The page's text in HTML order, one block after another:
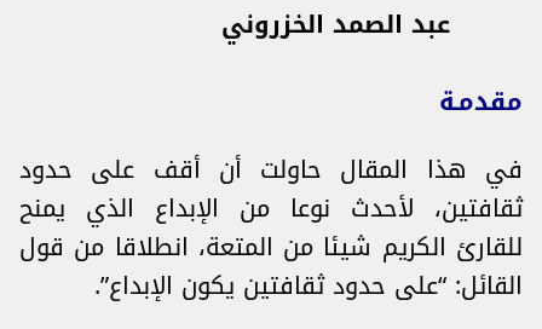
عبد الصمد الخزروني
مقدمـة
في هذا المقال حاولت أن أقف على حدود
ثقافتين، لأحدث نوعا من الإبداع الذي يمنح
للقارئ الكريم شيئا من المتعة، انطلاقا من قول
القائل: “على حدود ثقافتين يكون الإبداع”.